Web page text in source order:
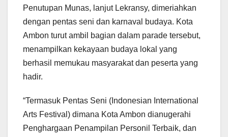
Penutupan Munas, lanjut Lekransy, dimeriahkan
dengan pentas seni dan karnaval budaya. Kota
Ambon turut ambil bagian dalam parade tersebut,
menampilkan kekayaan budaya lokal yang
berhasil memukau masyarakat dan peserta yang
hadir.
“Termasuk Pentas Seni (Indonesian International
Arts Festival) dimana Kota Ambon dianugerahi
Penghargaan Penampilan Personil Terbaik, dan